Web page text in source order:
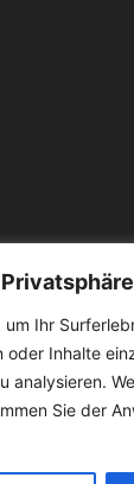
Ihr
oder Inhalte
analysieren.
Sie der
ELV